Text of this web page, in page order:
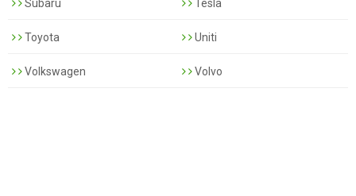
Subaru Tesla
Toyota Uniti
Volkswagen Volvo